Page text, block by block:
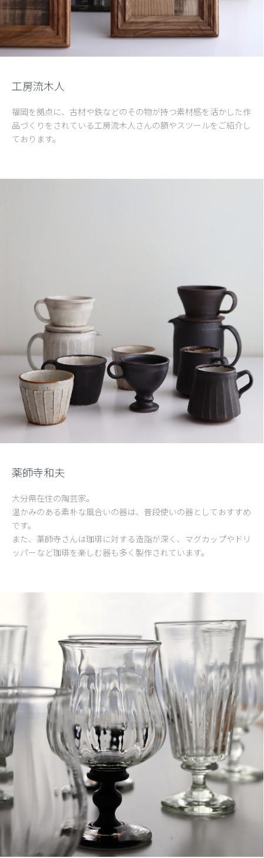
工房流木人
福岡を拠点に、古材や鉄などのその物が持つ素材感を活かした作
品づくりをされている工房流木人さんの額やスツールをご紹介し
ております。
薬師寺和夫
大分県在住の陶芸家。
温かみのある素朴な風合いの器は、普段使いの器としておすすめ
です。
また、薬師寺さんは珈琲に対する造詣が深く、マグカップやドリ
ッパーなど珈琲を楽しむ器も多く製作されています。